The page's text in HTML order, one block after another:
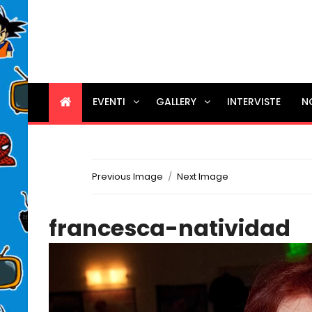
EVENTI GALLERY INTERVISTE
Previous Image Next Image
francesca-natividad